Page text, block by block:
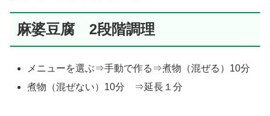
麻婆豆腐 2段階調理
メニューを選ぶ⇒手動で作る⇒煮物（混ぜる）10分
煮物（混ぜない）10分 ⇒延長１分